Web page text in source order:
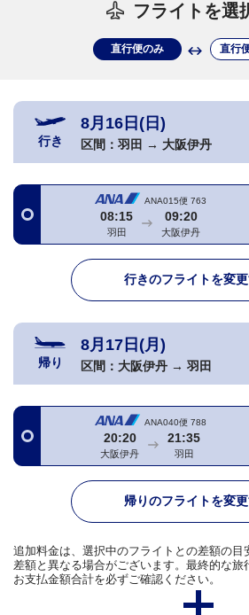
フライトを選
直行便のみ 直行
行き
8月16日(日)
区間： 羽田 → 大阪伊丹
ANA015便 763
08:15
羽田
09:20
大阪伊丹
行きのフライトを変
帰り
8月17日(月)
区間： 大阪伊丹 → 羽田
ANA040便 788
20:20
大阪伊丹
21:35
羽田
帰りのフライトを変
追加料金は、選択中のフライトとの差額の目
差額と異なる場合がございます。最終的な旅
お支払金額合計を必ずご確認ください。